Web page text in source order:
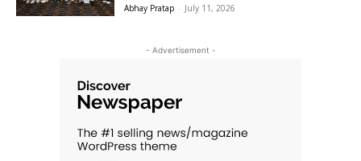
Abhay Pratap - July 11, 2026
- Advertisement -